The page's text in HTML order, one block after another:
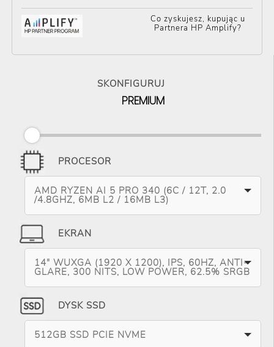
Co zyskujesz, kupując u
Partnera HP Amplify?
SKONFIGURUJ
PREMIUM
PROCESOR
AMD RYZEN AI 5 PRO 340 (6C / 12T, 2.0
/4.8GHZ, 6MB L2 / 16MB L3)
EKRAN
14" WUXGA (1920 X 1200), IPS, 60HZ, ANTI-
GLARE, 300 NITS, LOW POWER, 62.5% SRGB
DYSK SSD
512GB SSD PCIE NVME